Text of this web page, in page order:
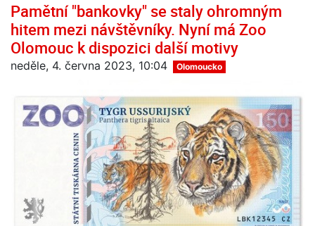
Pamětní "bankovky" se staly ohromným
hitem mezi návštěvníky. Nyní má Zoo
Olomouc k dispozici další motivy
neděle, 4. června 2023, 10:04 Olomoucko